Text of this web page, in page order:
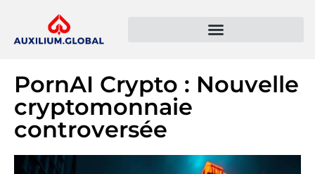
PornAI Crypto : Nouvelle
cryptomonnaie
controversée